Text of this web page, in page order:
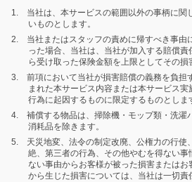
1. 当社は、本サービスの範囲以外の事柄に関
いものとします。
2. 当社またはスタッフの責めに帰すべき事由
った場合、当社は、当社が加入する賠償
ら受け取った保険金額を上限としてその損
3. 前項において当社が損害賠償の義務を負担
まれた本サービス内容または本サービス
行為に起因するものに限定するものとしま
4. 補償する物品は、掃除機・モップ類・洗濯
消耗品を除きます。
5. 天災地変、法令の制定改廃、公権力の行使
絶、第三者の行為、その他やむを得ない事
ない事由からお客様が被った損害または
から生じた損害については、当社は一切責